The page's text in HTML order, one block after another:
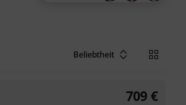
Beliebtheit
709 €